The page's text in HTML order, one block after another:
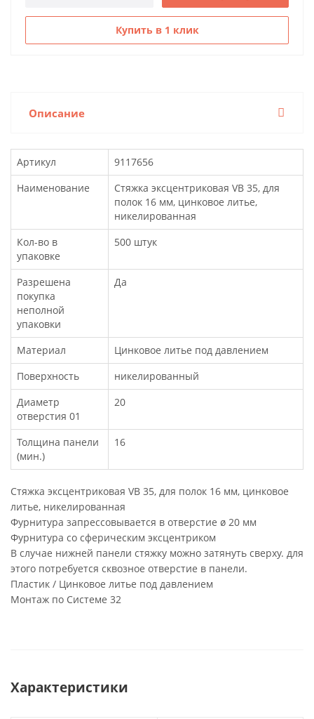
Купить в 1 клик
Описание
Артикул
9117656
Наименование
Стяжка эксцентриковая VB 35, для
полок 16 мм, цинковое литье,
никелированная
Кол-во в
упаковке
500 штук
Разрешена
покупка
неполной
упаковки
Да
Материал
Цинковое литье под давлением
Поверхность
никелированный
Диаметр
отверстия 01
20
Толщина панели
(мин.)
16
Стяжка эксцентриковая VB 35, для полок 16 мм, цинковое
литье, никелированная
Фурнитура запрессовывается в отверстие ø 20 мм
Фурнитура со сферическим эксцентриком
В случае нижней панели стяжку можно затянуть сверху. для
этого потребуется сквозное отверстие в панели.
Пластик / Цинковое литье под давлением
Монтаж по Системе 32
Характеристики